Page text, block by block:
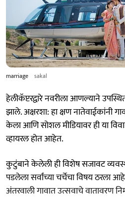
marriage sakal
हेलीकॅप्टरद्वारे नवरीला आणल्याने
झाले. अक्षरशा: हा क्षण नातेवाईकांनी
केला आणि सोशल मीडियावर ही या
व्हायरल होत आहेत.
कुटुंबाने केलेली ही विशेष सजावट
पडलेला सर्वांच्या चर्चेचा विषय ठरला आहे.
अंतरवाली गावात उत्सवाचे वातावरण